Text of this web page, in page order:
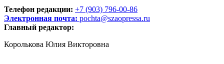
Телефон редакции: +7 (903) 796-00-86
Электронная почта: pochta@szaopressa.ru
Главный редактор:
Королькова Юлия Викторовна